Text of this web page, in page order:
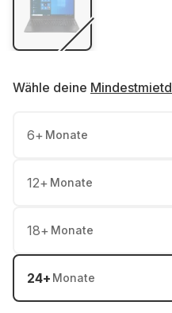
Wähle deine
6+ Monate
12+ Monate
18+ Monate
24+ Monate